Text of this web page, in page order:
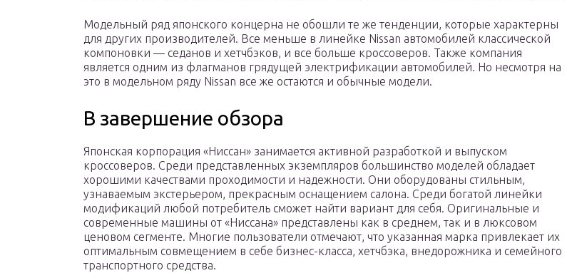
Модельный ряд японского концерна не обошли те же тенденции, которые характерны
для других производителей. Все меньше в линейке Nissan автомобилей классической
компоновки — седанов и хетчбэков, и все больше кроссоверов. Также компания
является одним из флагманов грядущей электрификации автомобилей. Но несмотря на
это в модельном ряду Nissan все же остаются и обычные модели.
В завершение обзора
Японская корпорация «Ниссан» занимается активной разработкой и выпуском
кроссоверов. Среди представленных экземпляров большинство моделей обладает
хорошими качествами проходимости и надежности. Они оборудованы стильным,
узнаваемым экстерьером, прекрасным оснащением салона. Среди богатой линейки
модификаций любой потребитель сможет найти вариант для себя. Оригинальные и
современные машины от «Ниссана» представлены как в среднем, так и в люксовом
ценовом сегменте. Многие пользователи отмечают, что указанная марка привлекает их
оптимальным совмещением в себе бизнес-класса, хетчбэка, внедорожника и семейного
транспортного средства.